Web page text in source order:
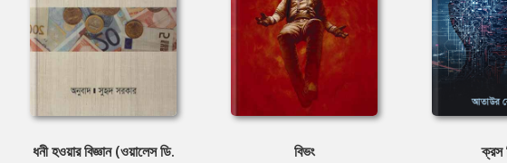
ধনী হওয়ার বিজ্ঞান (ওয়ালেস ডি.
বিভং ক্রস